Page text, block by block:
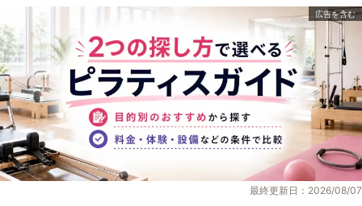
最終更新日：2026/08/07